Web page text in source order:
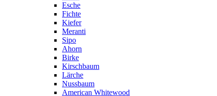
Esche
Fichte
Kiefer
Meranti
Sipo
Ahorn
Birke
Kirschbaum
Lärche
Nussbaum
American Whitewood